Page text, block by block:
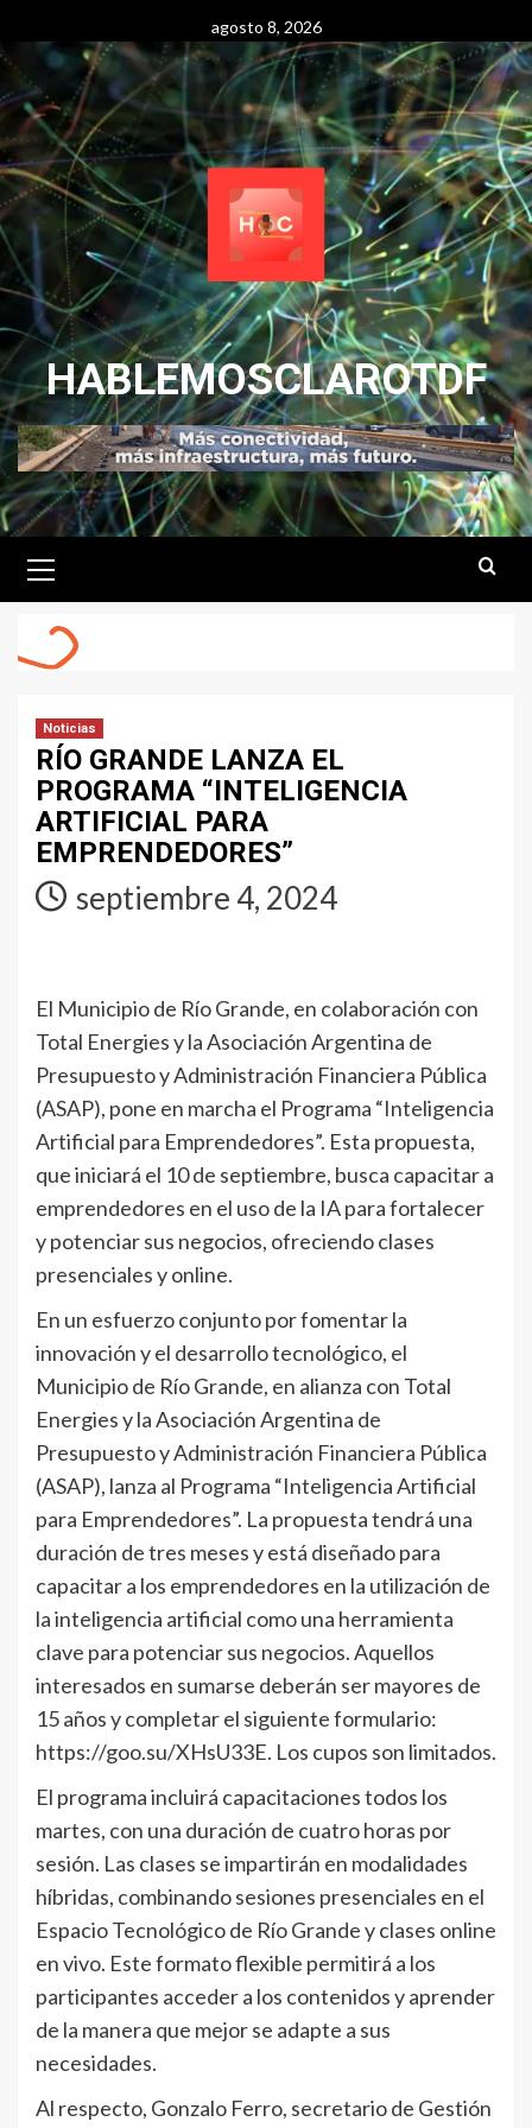
content
agosto 8, 2026
HABLEMOSCLAROTDF
Menu
Noticias
RÍO GRANDE LANZA EL
PROGRAMA “INTELIGENCIA
ARTIFICIAL PARA
EMPRENDEDORES”
septiembre 4, 2024
El Municipio de Río Grande, en colaboración con
Total Energies y la Asociación Argentina de
Presupuesto y Administración Financiera Pública
(ASAP), pone en marcha el Programa “Inteligencia
Artificial para Emprendedores”. Esta propuesta,
que iniciará el 10 de septiembre, busca capacitar a
emprendedores en el uso de la IA para fortalecer
y potenciar sus negocios, ofreciendo clases
presenciales y online.
En un esfuerzo conjunto por fomentar la
innovación y el desarrollo tecnológico, el
Municipio de Río Grande, en alianza con Total
Energies y la Asociación Argentina de
Presupuesto y Administración Financiera Pública
(ASAP), lanza al Programa “Inteligencia Artificial
para Emprendedores”. La propuesta tendrá una
duración de tres meses y está diseñado para
capacitar a los emprendedores en la utilización de
la inteligencia artificial como una herramienta
clave para potenciar sus negocios. Aquellos
interesados en sumarse deberán ser mayores de
15 años y completar el siguiente formulario:
https://goo.su/XHsU33E. Los cupos son limitados.
El programa incluirá capacitaciones todos los
martes, con una duración de cuatro horas por
sesión. Las clases se impartirán en modalidades
híbridas, combinando sesiones presenciales en el
Espacio Tecnológico de Río Grande y clases online
en vivo. Este formato flexible permitirá a los
participantes acceder a los contenidos y aprender
de la manera que mejor se adapte a sus
necesidades.
Al respecto, Gonzalo Ferro, secretario de Gestión